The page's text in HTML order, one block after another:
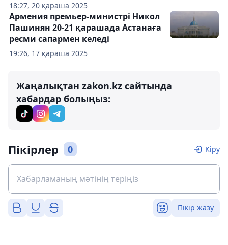
18:27, 20 қараша 2025
19:26, 17 қараша 2025
Армения премьер-министрі Никол
Пашинян 20-21 қарашада Астанаға
ресми сапармен келеді
Жаңалықтан zakon.kz сайтында
хабардар болыңыз:
Пікірлер 0 Кіру
Пікір жазу